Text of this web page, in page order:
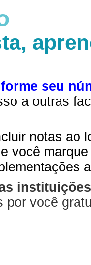
seu
a outras
notas ao
você
por você